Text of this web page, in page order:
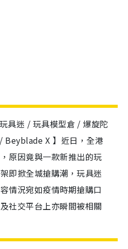
具迷 / 玩具模型倉 / 爆旋陀
Beyblade X 】近日，全港
原因竟與一款新推出的玩
即掀全城搶購潮，玩具迷
情況宛如疫情時期搶購口
社交平台上亦瞬間被相關